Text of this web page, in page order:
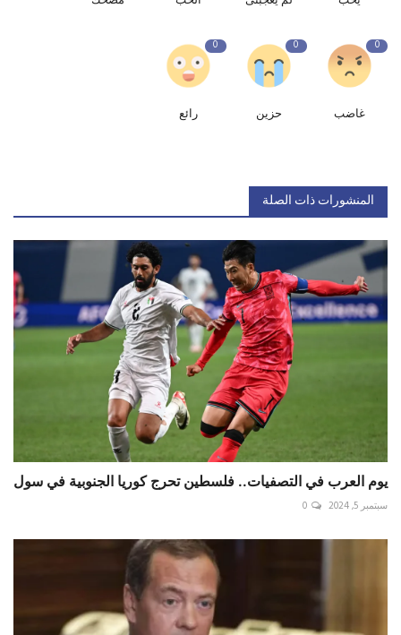
0
غاضب
0
حزين
0
رائع
المنشورات ذات الصلة
يوم العرب في التصفيات.. فلسطين تحرج كوريا الجنوبية في سول
سبتمبر 5, 2024 0